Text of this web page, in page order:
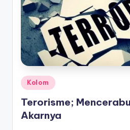
Posted
in
Kolom
Terorisme;
Akarnya